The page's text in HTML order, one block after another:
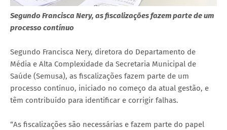
Segundo Francisca Nery, as fiscalizações fazem parte de um
processo contínuo
Segundo Francisca Nery, diretora do Departamento de
Média e Alta Complexidade da Secretaria Municipal de
Saúde (Semusa), as fiscalizações fazem parte de um
processo contínuo, iniciado no começo da atual gestão, e
têm contribuído para identificar e corrigir falhas.
“As fiscalizações são necessárias e fazem parte do papel